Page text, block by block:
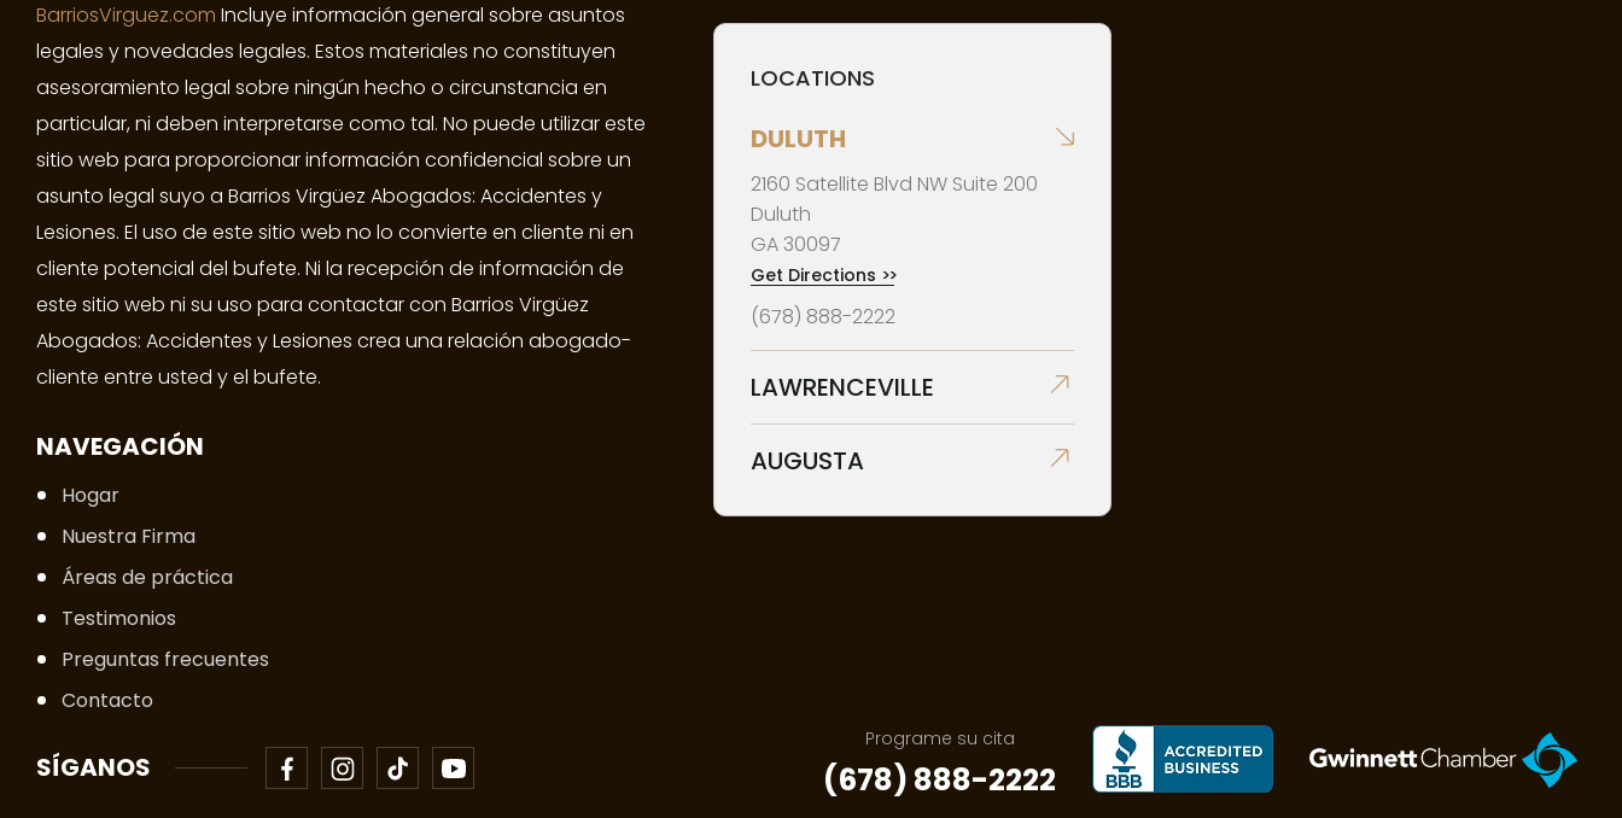
BarriosVirguez.com Incluye información general sobre asuntos
legales y novedades legales. Estos materiales no constituyen
asesoramiento legal sobre ningún hecho o circunstancia en
particular, ni deben interpretarse como tal. No puede utilizar este
sitio web para proporcionar información confidencial sobre un
asunto legal suyo a Barrios Virgüez Abogados: Accidentes y
Lesiones. El uso de este sitio web no lo convierte en cliente ni en
cliente potencial del bufete. Ni la recepción de información de
este sitio web ni su uso para contactar con Barrios Virgüez
Abogados: Accidentes y Lesiones crea una relación abogado-
cliente entre usted y el bufete.
NAVEGACIÓN
Hogar
Nuestra Firma
Áreas de práctica
Testimonios
Preguntas frecuentes
Contacto
SÍGANOS
LOCATIONS
DULUTH
2160 Satellite Blvd NW Suite 200
Duluth
GA30097
Get Directions >>
(678) 888-2222
LAWRENCEVILLE
AUGUSTA
Programe su cita
(678) 888-2222